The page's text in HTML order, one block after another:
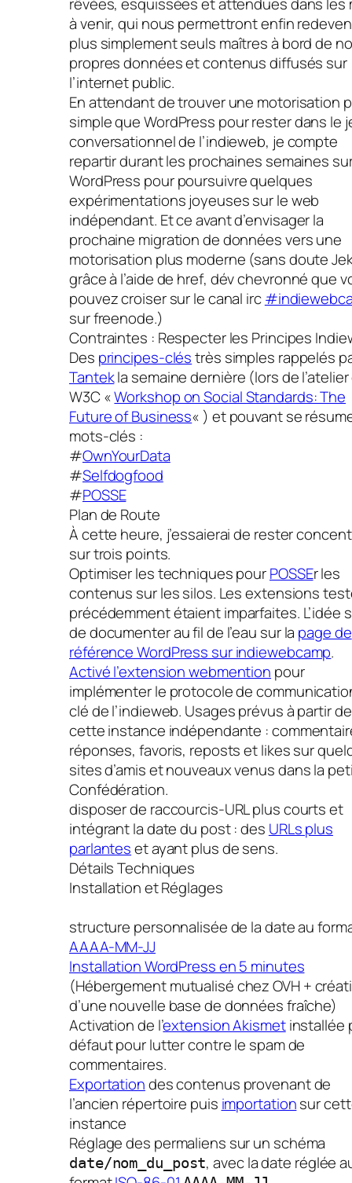
à venir, qui nous permettront enfin
plus simplement seuls maîtres à bord de
propres données et contenus diffusés sur
l’internet public.
En attendant de trouver une motorisation
simple que WordPress pour rester dans le
conversationnel de l’indieweb, je compte
repartir durant les prochaines semaines
WordPress pour poursuivre quelques
expérimentations joyeuses sur le web
indépendant. Et ce avant d’envisager la
prochaine migration de données vers une
motorisation plus moderne (sans doute
grâce à l’aide de href, dév chevronné que
pouvez croiser sur le canal irc
sur freenode.)
Contraintes : Respecter les Principes
Des principes-cléstrès simples rappelés
Tantekla semaine dernière (lors de
W3C «Workshop on Social Standards: The
Future of Business« ) et pouvant se
mots-clés :
#OwnYourData
#Selfdogfood
#POSSE
Plan de Route
À cette heure, j’essaierai de rester
sur trois points.
Optimiser les techniques pourPOSSEr les
contenus sur les silos. Les extensions
précédemment étaient imparfaites. L’idée
de documenter au fil de l’eau sur la page de
référence WordPress sur indiewebcamp.
Activé l’extension webmention pour
implémenter le protocole de
clé de l’indieweb. Usages prévus à partir de
cette instance indépendante :
réponses, favoris, reposts et likes sur
sites d’amis et nouveaux venus dans la
Confédération.
disposer de raccourcis-URL plus courts et
intégrant la date du post : des URLs plus
parlanteset ayant plus de sens.
Détails Techniques
Installation et Réglages
structure personnalisée de la date au
AAAA-MM-JJ
Installation WordPress en 5 minutes
(Hébergement mutualisé chez OVH +
d’une nouvelle base de données fraîche)
Activation de l’extension Akismetinstallée
défaut pour lutter contre le spam de
commentaires.
Exportationdes contenus provenant de
l’ancien répertoire puis importationsur
instance
Réglage des permaliens sur un schéma
date/nom_du_post, avec la date réglée